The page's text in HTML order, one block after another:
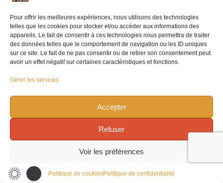
Pour offrir les meilleures expériences, nous utilisons des technologies
telles que les cookies pour stocker et/ou accéder aux informations des
appareils. Le fait de consentir à ces technologies nous permettra de traiter
des données telles que le comportement de navigation ou les ID uniques
sur ce site. Le fait de ne pas consentir ou de retirer son consentement peut
avoir un effet négatif sur certaines caractéristiques et fonctions.
Gérer les services
Accepter
Refuser
Voir les préférences
Politique de cookiesPolitique de confidentialité
PC
Playstation 5 698
XBOX 574
Mobile 98
Mentions légales
© Echoes Of Geeks - 2026